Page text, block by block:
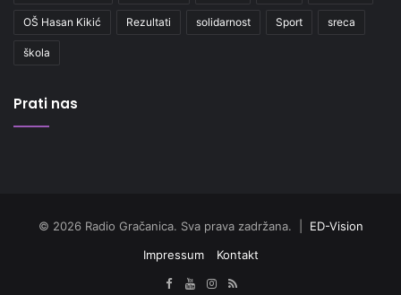
OŠ Hasan Kikić Rezultati solidarnost Sport sreca
škola
Prati nas
© 2026 Radio Gračanica. Sva prava zadržana. | ED-Vision
Impressum
Kontakt